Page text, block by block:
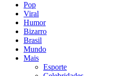
Pop
Viral
Humor
Bizarro
Brasil
Mundo
Mais
Esporte